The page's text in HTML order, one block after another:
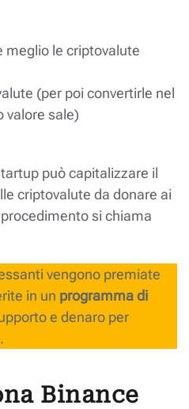
meglio le criptovalute
(per poi convertirle nel
valore sale)
può capitalizzare il
criptovalute da donare ai
si chiama
vengono premiate
in un programma di
e denaro per
Binance